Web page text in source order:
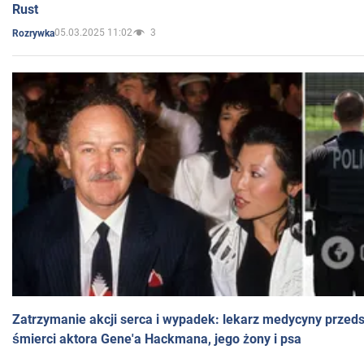
Rust
Rozrywka05.03.2025 11:02 3
Zatrzymanie akcji serca i wypadek: lekarz medycyny
śmierci aktora Gene'a Hackmana, jego żony i psa